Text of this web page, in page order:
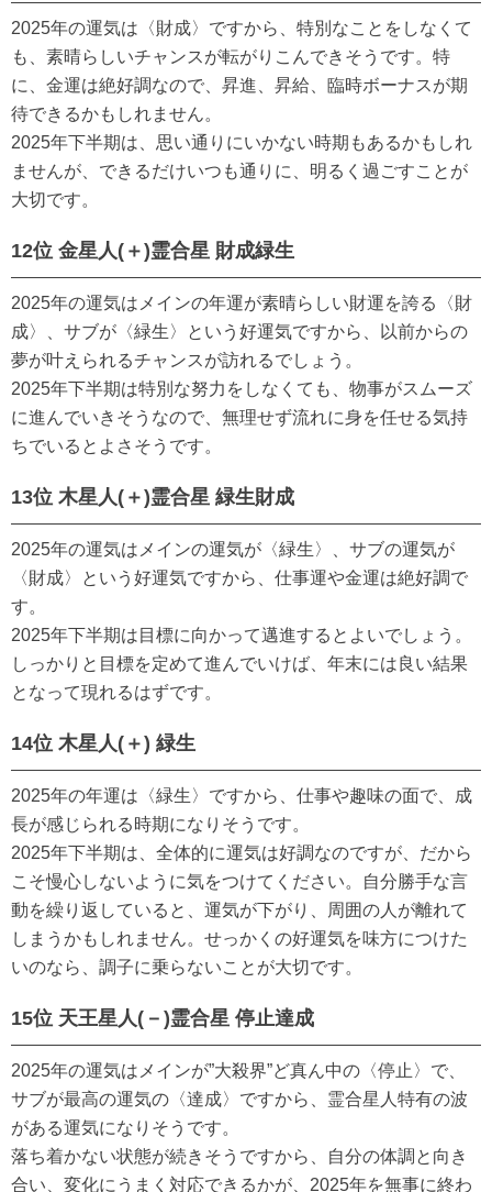
2025年の運気は〈財成〉ですから、特別なことをしなくて
も、素晴らしいチャンスが転がりこんできそうです。特
に、金運は絶好調なので、昇進、昇給、臨時ボーナスが期
待できるかもしれません。
2025年下半期は、思い通りにいかない時期もあるかもしれ
ませんが、できるだけいつも通りに、明るく過ごすことが
大切です。
12位 金星人(＋)霊合星 財成緑生
2025年の運気はメインの年運が素晴らしい財運を誇る〈財
成〉、サブが〈緑生〉という好運気ですから、以前からの
夢が叶えられるチャンスが訪れるでしょう。
2025年下半期は特別な努力をしなくても、物事がスムーズ
に進んでいきそうなので、無理せず流れに身を任せる気持
ちでいるとよさそうです。
13位 木星人(＋)霊合星 緑生財成
2025年の運気はメインの運気が〈緑生〉、サブの運気が
〈財成〉という好運気ですから、仕事運や金運は絶好調で
す。
2025年下半期は目標に向かって邁進するとよいでしょう。
しっかりと目標を定めて進んでいけば、年末には良い結果
となって現れるはずです。
14位 木星人(＋) 緑生
2025年の年運は〈緑生〉ですから、仕事や趣味の面で、成
長が感じられる時期になりそうです。
2025年下半期は、全体的に運気は好調なのですが、だから
こそ慢心しないように気をつけてください。自分勝手な言
動を繰り返していると、運気が下がり、周囲の人が離れて
しまうかもしれません。せっかくの好運気を味方につけた
いのなら、調子に乗らないことが大切です。
15位 天王星人(－)霊合星 停止達成
2025年の運気はメインが”大殺界”ど真ん中の〈停止〉で、
サブが最高の運気の〈達成〉ですから、霊合星人特有の波
がある運気になりそうです。
落ち着かない状態が続きそうですから、自分の体調と向き
合い、変化にうまく対応できるかが、2025年を無事に終わ